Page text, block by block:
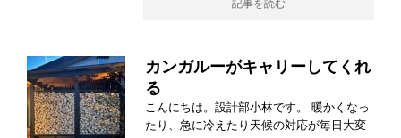
記事を読む
カンガルーがキャリーしてくれ
る
こんにちは。設計部小林です。 暖かくなっ
たり、急に冷えたり天候の対応が毎日大変